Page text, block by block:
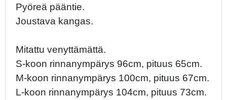
Pyöreä pääntie.
Joustava kangas.
Mitattu venyttämättä.
S-koon rinnanympärys 96cm, pituus 65cm.
M-koon rinnanympärys 100cm, pituus 67cm.
L-koon rinnanympärys 104cm, pituus 73cm.